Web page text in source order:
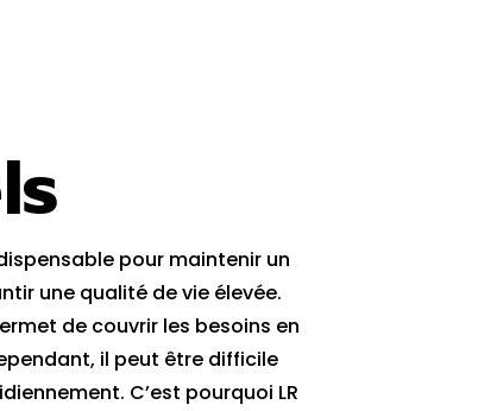
pour maintenir un
une qualité de vie élevée.
de couvrir les besoins en
il peut être difficile
C’est pourquoi LR